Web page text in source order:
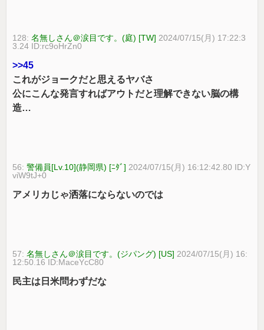
128:名無しさん＠涙目です。(庭) [TW] 2024/07/15(月) 17:22:3
3.24 ID:rc9oHrZn0
>>45
これがジョークだと思えるヤバさ
公にこんな発言すればアウトだと理解できない脳の構
造…
56:警備員[Lv.10](静岡県) [ﾆﾀﾞ] 2024/07/15(月) 16:12:42.80 ID:Y
viW9tJ+0
アメリカじゃ洒落にならないのでは
57:名無しさん＠涙目です。(ジパング) [US] 2024/07/15(月) 16:
12:50.16 ID:MaceYcC80
民主は日米問わずだな